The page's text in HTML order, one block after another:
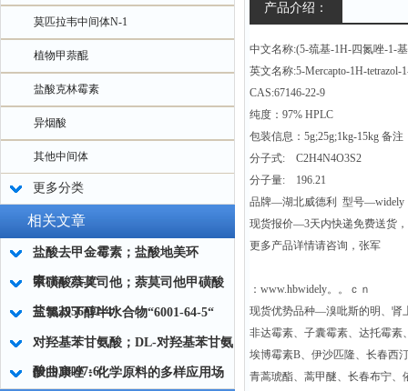
莫匹拉韦中间体N-1
植物甲萘醌
盐酸克林霉素
异烟酸
其他中间体
更多分类
相关文章
盐酸去甲金霉素；盐酸地美环
素“64-73-3“
甲磺酸萘莫司他；萘莫司他甲磺酸
盐“82956-11-4“
三氯叔丁醇半水合物“6001-64-5“
对羟基苯甘氨酸；DL-对羟基苯甘氨
酸“938-97-6“
伊曲康唑：化学原料的多样应用场
产品介绍：
中文名称:(5-巯基-1H-四氮唑-1-
英文名称:5-Mercapto-1H-tetrazol-
CAS:67146-22-9
纯度：97% HPLC
包装信息：5g;25g;1kg-15kg 备注
分子式: C2H4N4O3S2
分子量: 196.21
品牌—湖北威德利 型号—widely
现货报价—3天内快递免费送货
更多产品详情请咨询，张军
：www.hbwidely。。ｃｎ
现货优势品种—溴吡斯的明、肾
非达霉素、子囊霉素、达托霉素
埃博霉素B、伊沙匹隆、长春西
青蒿琥酯、蒿甲醚、长春布宁